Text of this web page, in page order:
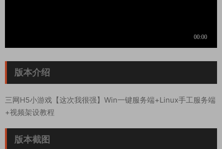
版本介绍
三网H5小游戏【这次我很强】Win一键服务端+Linux手工服务端
+视频架设教程
版本截图